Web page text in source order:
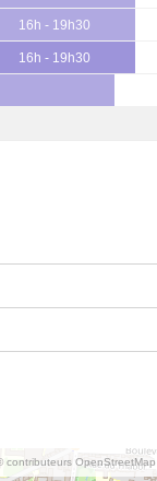
16h - 19h30
16h - 19h30
contributeurs OpenStreetMap